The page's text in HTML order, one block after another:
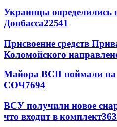
Украинцы определились
Донбасса22541
Присвоение средств
Коломойского
Майора ВСП поймали
СОЧ7694
ВСУ получили новое
что входит в комплект